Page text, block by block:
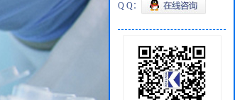
Q Q：